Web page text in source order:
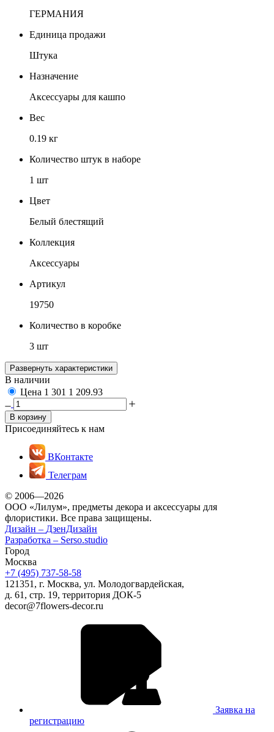
ГЕРМАНИЯ
Единица продажи
Штука
Назначение
Аксессуары для кашпо
Вес
0.19 кг
Количество штук в наборе
1 шт
Цвет
Белый блестящий
Коллекция
Аксессуары
Артикул
19750
Количество в коробке
3 шт
Развернуть характеристики
В наличии
Цена 1 301 1 209.93
В корзину
Присоединяйтесь к нам
ВКонтакте
Телеграм
© 2006—2026
ООО «Лилум», предметы декора и аксессуары для
флористики. Все права защищены.
Дизайн – ДзенДизайн
Разработка – Serso.studio
Город
Москва
+7 (495) 737-58-58
121351, г. Москва, ул. Молодогвардейская,
д. 61, стр. 19, территория ДОК-5
decor@7flowers-decor.ru
Заявка на
регистрацию